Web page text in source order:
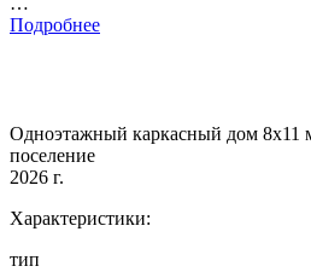
Подробнее
Одноэтажный каркасный дом 8х11
поселение
2026 г.
Характеристики:
тип